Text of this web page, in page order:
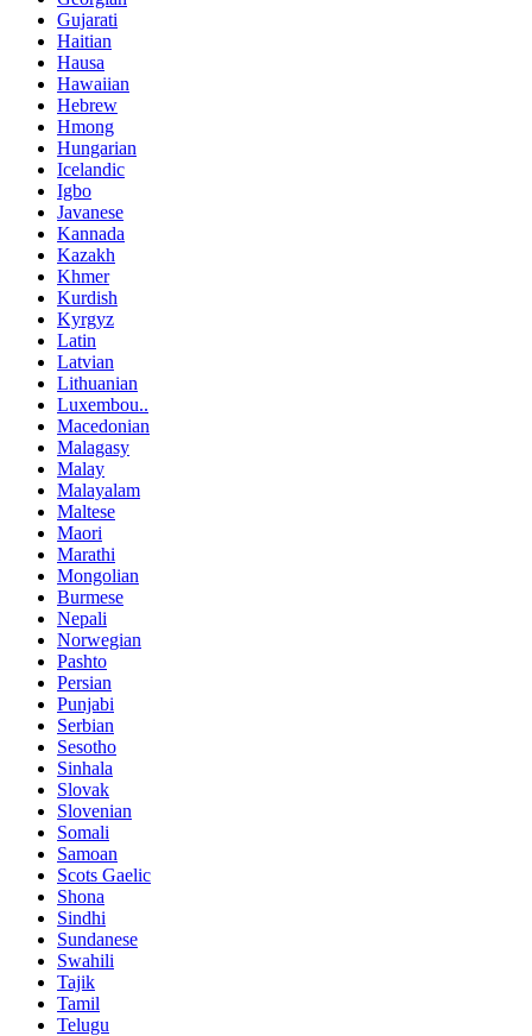
Gujarati
Haitian
Hausa
Hawaiian
Hebrew
Hmong
Hungarian
Icelandic
Igbo
Javanese
Kannada
Kazakh
Khmer
Kurdish
Kyrgyz
Latin
Latvian
Lithuanian
Luxembou..
Macedonian
Malagasy
Malay
Malayalam
Maltese
Maori
Marathi
Mongolian
Burmese
Nepali
Norwegian
Pashto
Persian
Punjabi
Serbian
Sesotho
Sinhala
Slovak
Slovenian
Somali
Samoan
Scots Gaelic
Shona
Sindhi
Sundanese
Swahili
Tajik
Tamil
Telugu